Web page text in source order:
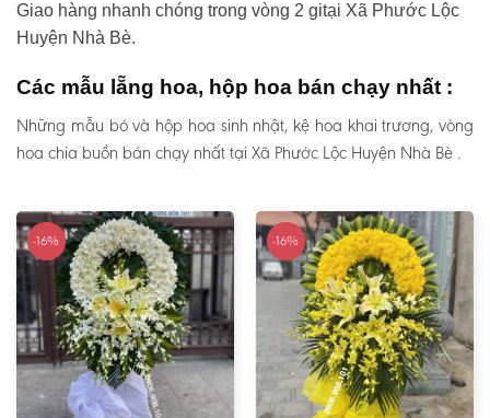
Giao hàng nhanh chóng trong vòng 2 gitại Xã Phước Lộc
Huyện Nhà Bè.
Các mẫu lẵng hoa, hộp hoa bán chạy nhất :
Những mẫu bó và hộp hoa sinh nhật, kệ hoa khai trương, vòng
hoa chia buồn bán chạy nhất tại Xã Phước Lộc Huyện Nhà Bè .
-16% -16%